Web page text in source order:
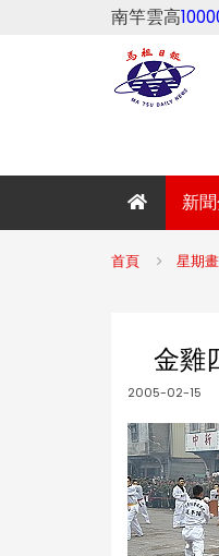
南竿雲高
新
首頁 星期
金雞
2005-02-15